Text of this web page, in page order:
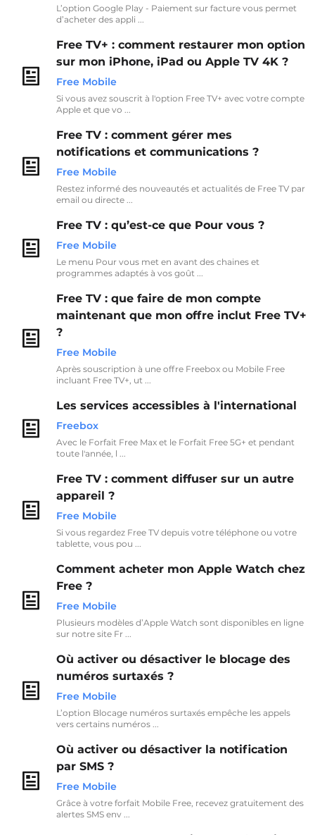
L’option Google Play - Paiement sur facture vous permet
d’acheter des appli ...
Free TV+ : comment restaurer mon option
sur mon iPhone, iPad ou Apple TV 4K ?
Free Mobile
Si vous avez souscrit à l'option Free TV+ avec votre compte
Apple et que vo ...
Free TV : comment gérer mes
notifications et communications ?
Free Mobile
Restez informé des nouveautés et actualités de Free TV par
email ou directe ...
Free TV : qu’est-ce que Pour vous ?
Free Mobile
Le menu Pour vous met en avant des chaines et
programmes adaptés à vos goût ...
Free TV : que faire de mon compte
maintenant que mon offre inclut Free TV+
?
Free Mobile
Après souscription à une offre Freebox ou Mobile Free
incluant Free TV+, ut ...
Les services accessibles à l'international
Freebox
Avec le Forfait Free Max et le Forfait Free 5G+ et pendant
toute l'année, l ...
Free TV : comment diffuser sur un autre
appareil ?
Free Mobile
Si vous regardez Free TV depuis votre téléphone ou votre
tablette, vous pou ...
Comment acheter mon Apple Watch chez
Free ?
Free Mobile
Plusieurs modèles d’Apple Watch sont disponibles en ligne
sur notre site Fr ...
Où activer ou désactiver le blocage des
numéros surtaxés ?
Free Mobile
L’option Blocage numéros surtaxés empêche les appels
vers certains numéros ...
Où activer ou désactiver la notification
par SMS ?
Free Mobile
Grâce à votre forfait Mobile Free, recevez gratuitement des
alertes SMS env ...